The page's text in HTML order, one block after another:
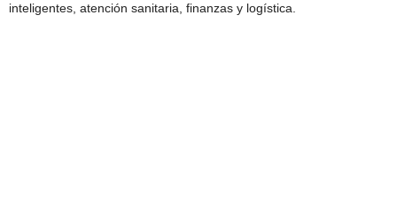
inteligentes, atención sanitaria, finanzas y logística.